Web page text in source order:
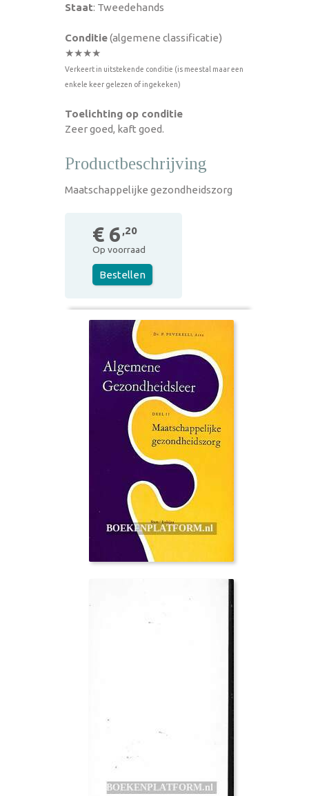
Staat: Tweedehands
Conditie(algemene classificatie)
★★★★
Verkeert in uitstekende conditie (is meestal maar een
enkele keer gelezen of ingekeken)
Toelichting op conditie
Zeer goed, kaft goed.
Productbeschrijving
Maatschappelijke gezondheidszorg
€ 6 ,20
Op voorraad
Bestellen